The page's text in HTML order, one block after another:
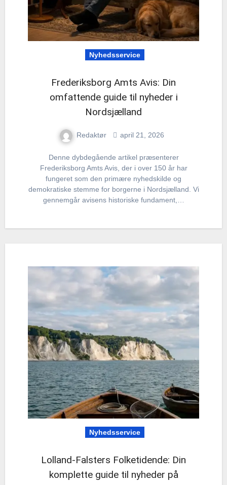
Nyhedsservice
Frederiksborg Amts Avis: Din
omfattende guide til nyheder i
Nordsjælland
Redaktør april 21, 2026
Denne dybdegående artikel præsenterer
Frederiksborg Amts Avis, der i over 150 år har
fungeret som den primære nyhedskilde og
demokratiske stemme for borgerne i Nordsjælland. Vi
gennemgår avisens historiske fundament,…
Nyhedsservice
Lolland-Falsters Folketidende: Din
komplette guide til nyheder på